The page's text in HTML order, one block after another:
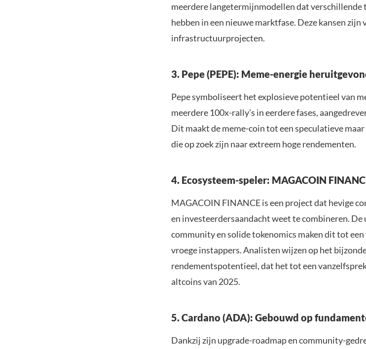
meerdere langetermijnmodellen dat verschillende
hebben in een nieuwe marktfase. Deze kansen
infrastructuurprojecten.
3. Pepe (PEPE): Meme-energie
Pepe symboliseert het explosieve potentieel van
meerdere 100x-rally’s in eerdere fases,
Dit maakt de meme-coin tot een speculatieve
die op zoek zijn naar extreem hoge rendementen.
4. Ecosysteem-speler: MAGACOIN
MAGACOIN FINANCE is een project dat hevige
en investeerdersaandacht weet te combineren. De
community en solide tokenomics maken dit tot
vroege instappers. Analisten wijzen op het
rendementspotentieel, dat het tot een
altcoins van 2025.
5. Cardano (ADA): Gebouwd op
Dankzij zijn upgrade-roadmap en community-